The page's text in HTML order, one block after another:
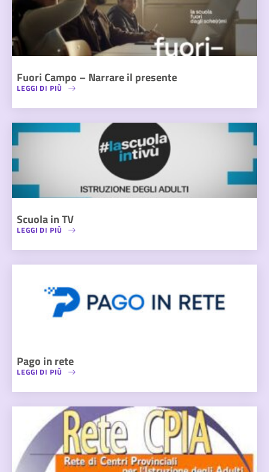
Fuori Campo – Narrare il presente
LEGGI DI PIÙ
Scuola in TV
LEGGI DI PIÙ
Pago in rete
LEGGI DI PIÙ